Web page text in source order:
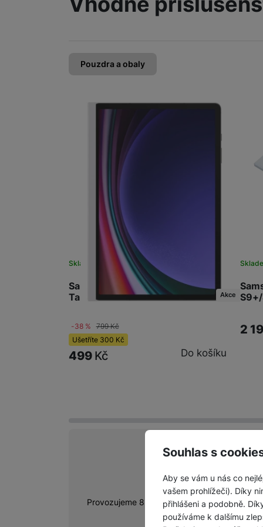
Souhlas s
Aby se vám u nás co
vašem prohlížeči). Díky
přihlášeni a podobně.
používáme k dalšímu
Pouzdra a obaly
Samsung NotePaper Screen Case
Tab S9+/S9 FE+/S10+
Skladem na prodejně na 7 prodejnách
Akce
-38 % 799Kč
Ušetříte 300 Kč
499 Kč Do košíku
2
Prodejny a
Provozujeme 8 prodejních míst, po celé ČR,
místo.